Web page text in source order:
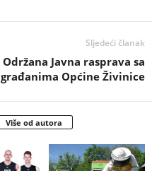
Sljedeći članak
Održana Javna rasprava sa
građanima Općine Živinice
Više od autora